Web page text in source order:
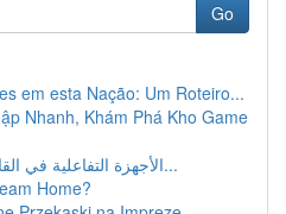
Go
em esta Nação: Um Roteiro...
Nhanh, Khám Phá Kho Game
الأجهزة التفاعلية في القاعات و المدارس السع...
Home?